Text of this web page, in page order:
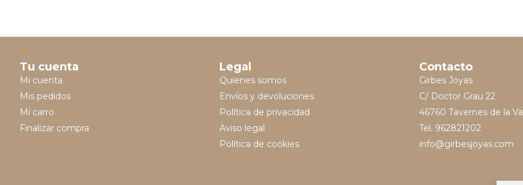
Tu cuenta
Mi cuenta
Mis pedidos
Mi carro
Finalizar compra
Legal
Quienes somos
Envíos y devoluciones
Política de privacidad
Aviso legal
Política de cookies
Contacto
Girbes Joyas
C/ Doctor Grau 22
46760 Tavernes de la
Tel. 962821202
info@girbesjoyas.com